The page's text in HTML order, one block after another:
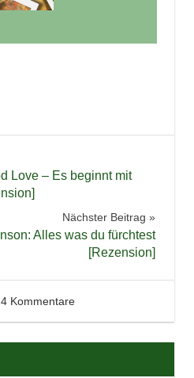
Love – Es beginnt mit
Nächster Beitrag
Alles was du fürchtest
[Rezension]
4 Kommentare